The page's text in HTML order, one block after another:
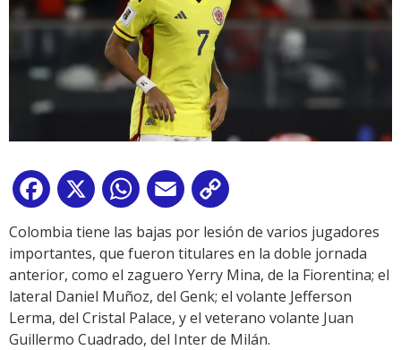
Facebook
X WhatsApp
Email
Link
Colombia tiene las bajas por lesión de varios jugadores
importantes, que fueron titulares en la doble jornada
anterior, como el zaguero Yerry Mina, de la Fiorentina; el
lateral Daniel Muñoz, del Genk; el volante Jefferson
Lerma, del Cristal Palace, y el veterano volante Juan
Guillermo Cuadrado, del Inter de Milán.